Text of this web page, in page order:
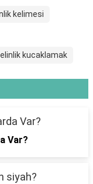
kelimesi
kucaklamak
Var?